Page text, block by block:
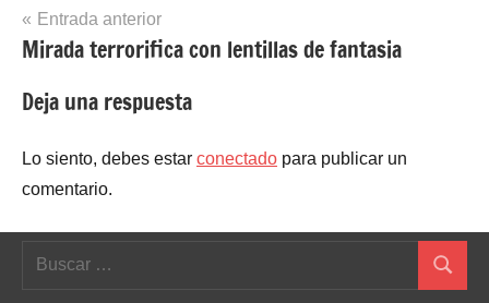
Navegación
de
entradas
Entrada anterior
Mirada terrorifica con lentillas de fantasia
Deja una respuesta
Lo siento, debes estar conectado para publicar un
comentario.
Buscar